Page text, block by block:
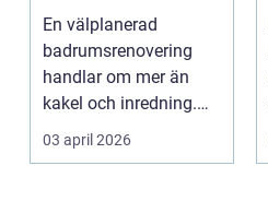
funktionellt och
hållbart badrum
En välplanerad
badrumsrenovering
handlar om mer än
kakel och inredning.
För många hushåll
runt Krist...
03 april 2026